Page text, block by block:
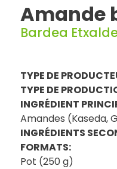
Amande
Bardea
TYPE DE
TYPE DE
INGRÉDIENT
Amandes (Kaseda,
INGRÉDIENTS
FORMATS:
Pot (250 g)